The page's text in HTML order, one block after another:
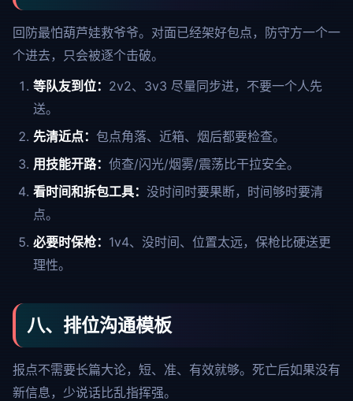
回防最怕葫芦娃救爷爷。对面已经架好包点，防守方一个一
个进去，只会被逐个击破。
等队友到位： 2v2、3v3 尽量同步进，不要一个人先
送。
先清近点： 包点角落、近箱、烟后都要检查。
用技能开路： 侦查/闪光/烟雾/震荡比干拉安全。
看时间和拆包工具： 没时间时要果断，时间够时要清
点。
必要时保枪： 1v4、没时间、位置太远，保枪比硬送更
理性。
八、排位沟通模板
报点不需要长篇大论，短、准、有效就够。死亡后如果没有
新信息，少说话比乱指挥强。